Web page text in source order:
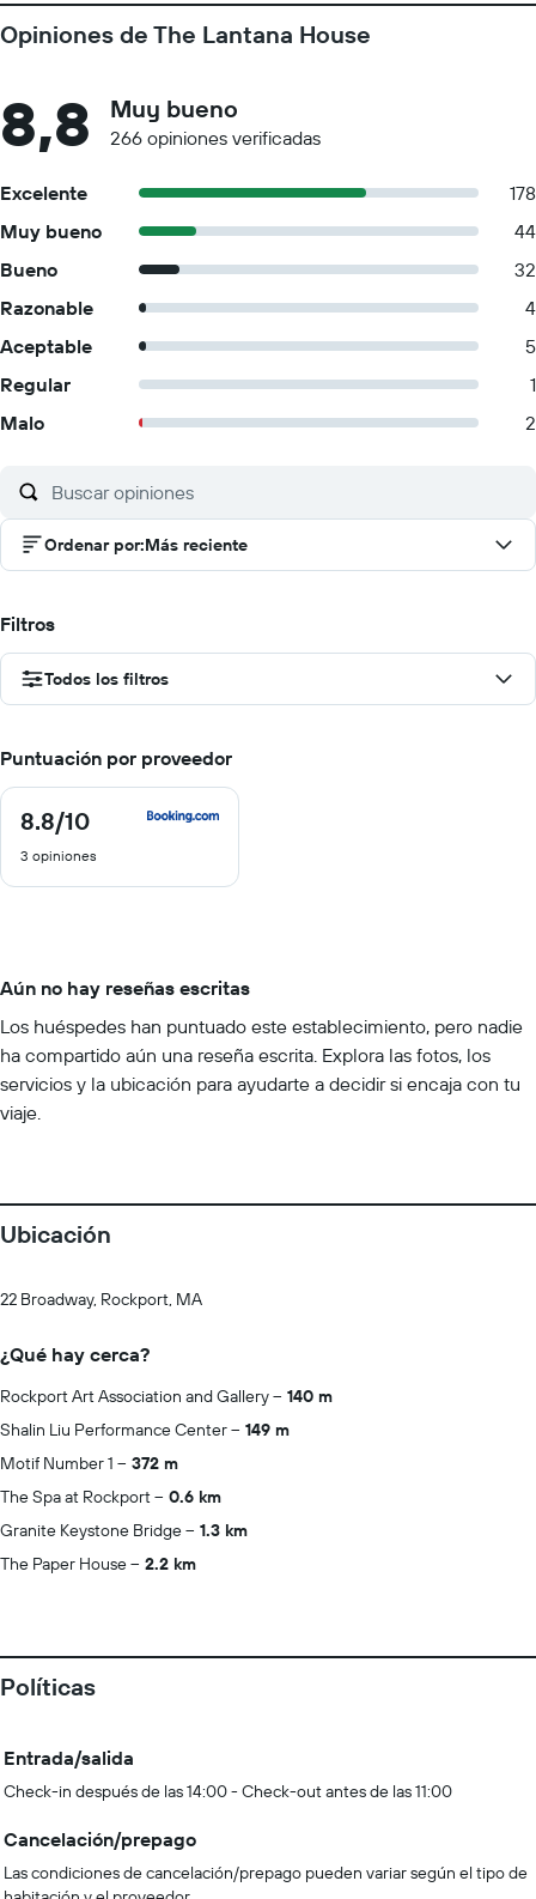
Opiniones de The Lantana House
8,8 Muy bueno
266 opiniones verificadas
Excelente
178
Muy bueno
44
Bueno
32
Razonable
4
Aceptable
5
Regular
1
Malo
2
Ordenar por:Más reciente
Filtros
Todos los filtros
Puntuación por proveedor
8.8/10
8.8
10
3 opiniones
Aún no hay reseñas escritas
Los huéspedes han puntuado este establecimiento, pero nadie
ha compartido aún una reseña escrita. Explora las fotos, los
servicios y la ubicación para ayudarte a decidir si encaja con tu
viaje.
Ubicación
22 Broadway, Rockport, MA
¿Qué hay cerca?
Rockport Art Association and Gallery
140 m
Shalin Liu Performance Center
149 m
Motif Number 1
372 m
The Spa at Rockport
0.6 km
Granite Keystone Bridge
1.3 km
The Paper House
2.2 km
Políticas
Entrada/salida
Check-in después de las 14:00 - Check-out antes de las 11:00
Cancelación/prepago
Las condiciones de cancelación/prepago pueden variar según el tipo de